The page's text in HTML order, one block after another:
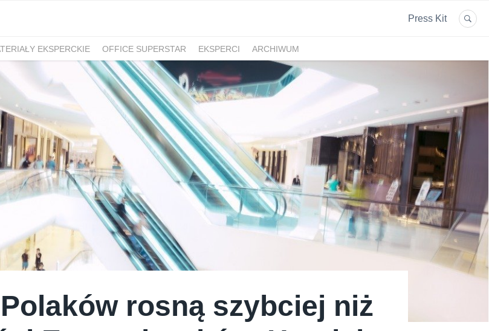
Press Kit
EKSPERCKIE OFFICE SUPERSTAR EKSPERCI ARCHIWUM
rosną szybciej niż